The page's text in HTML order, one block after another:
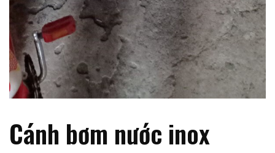
Cánh bơm nước inox